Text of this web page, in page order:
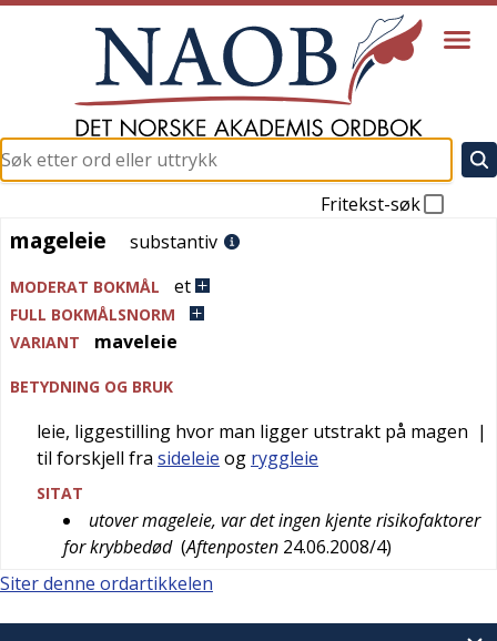
Fritekst-søk
mageleie
mageleie substantiv
MODERAT BOKMÅL et
FULL BOKMÅLSNORM
VARIANT
maveleie
BETYDNING OG BRUK
leie, liggestilling hvor man ligger utstrakt på magen |
til forskjell fra sideleie og ryggleie
SITAT
utover mageleie, var det ingen kjente risikofaktorer
for krybbedød (Aftenposten 24.06.2008/4)
Siter denne ordartikkelen